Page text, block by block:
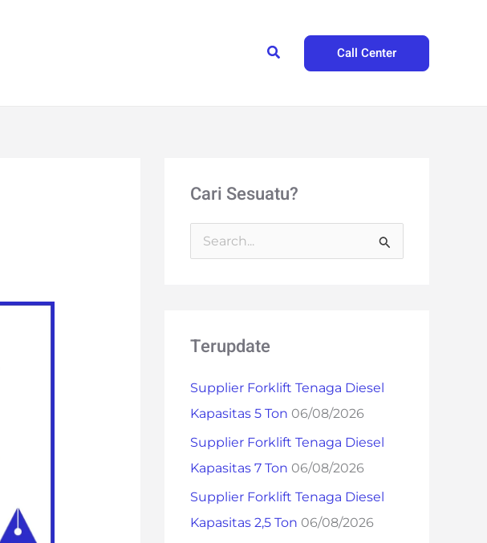
Search Call Center
Cari Sesuatu?
r
:
Terupdate
Supplier Forklift Tenaga Diesel
Kapasitas 5 Ton 06/08/2026
Supplier Forklift Tenaga Diesel
Kapasitas 7 Ton 06/08/2026
Supplier Forklift Tenaga Diesel
Kapasitas 2,5 Ton 06/08/2026